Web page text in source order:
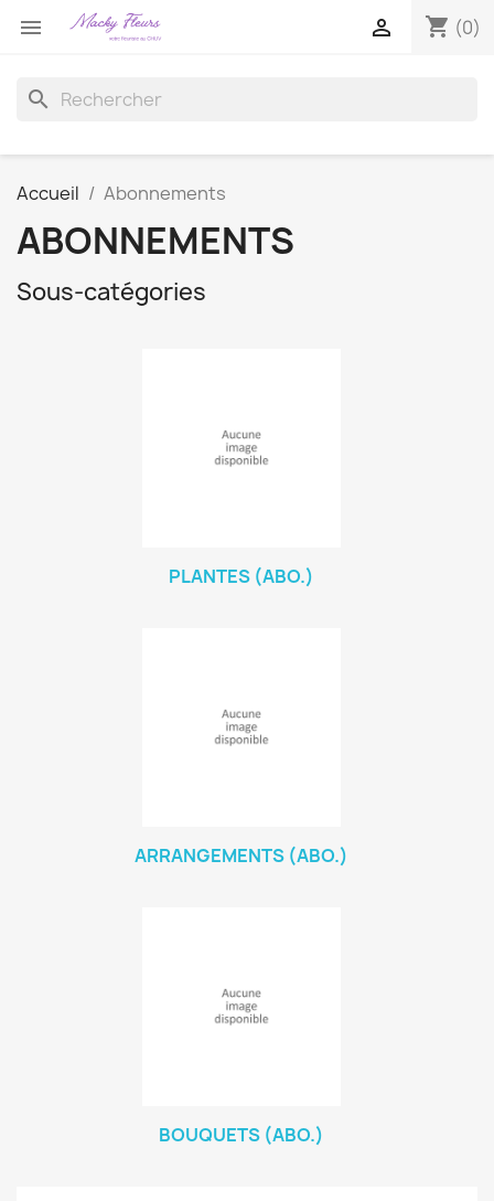
 shopping_cart (0)

search
Accueil Abonnements
ABONNEMENTS
Sous-catégories
PLANTES (ABO.)
ARRANGEMENTS (ABO.)
BOUQUETS (ABO.)